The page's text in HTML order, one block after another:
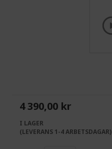
the
images
gallery
4 390,00 kr
I LAGER
(LEVERANS 1-4 ARBETSDAGAR)